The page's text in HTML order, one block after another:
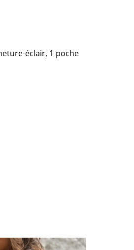
éclair, 1 poche